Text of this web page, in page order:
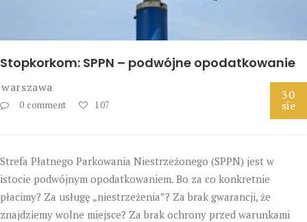
Stopkorkom: SPPN – podwójne opodatkowanie
warszawa
0 comment 107
30
sie
Strefa Płatnego Parkowania Niestrzeżonego (SPPN) jest w
istocie podwójnym opodatkowaniem. Bo za co konkretnie
płacimy? Za usługę „niestrzeżenia”? Za brak gwarancji, że
znajdziemy wolne miejsce? Za brak ochrony przed warunkami